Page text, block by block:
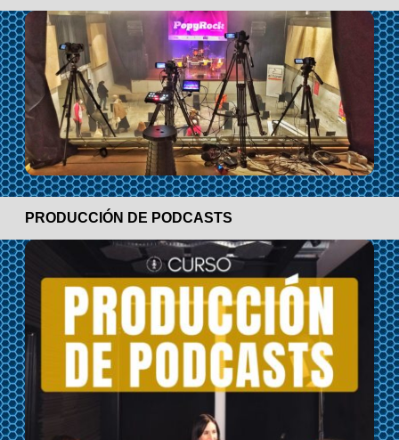
PRODUCCIÓN DE PODCASTS